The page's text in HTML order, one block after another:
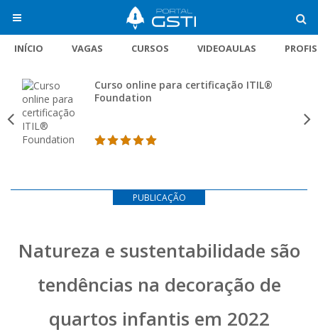
INÍCIO VAGAS CURSOS VIDEOAULAS
Curso online para certificação ITIL®
Foundation
PUBLICAÇÃO
Natureza e sustentabilidade são
tendências na decoração de
quartos infantis em 2022